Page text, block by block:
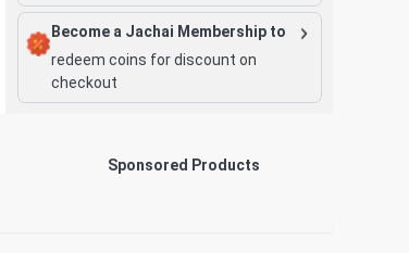
Become a Jachai Membership to
redeem coins for discount on
checkout
Sponsored Products